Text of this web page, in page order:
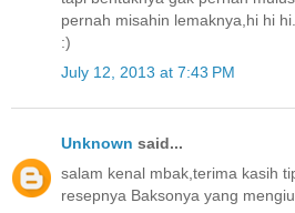
pernah misahin lemaknya,hi hi
:)
July 12, 2013 at 7:43 PM
Unknown said...
salam kenal mbak,terima kasih
resepnya Baksonya yang